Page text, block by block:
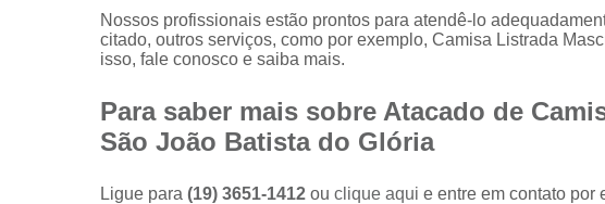
sociais
masculinas
preço
de camisas
Lojas de
Nossos profissionais estão prontos para atendê-lo
citado, outros serviços, como por exemplo, Camisa Listrada
isso, fale conosco e saiba mais.
Para saber mais sobre Atacado de
São João Batista do Glória
Ligue para (19) 3651-1412 ou clique aqui e entre em contato por